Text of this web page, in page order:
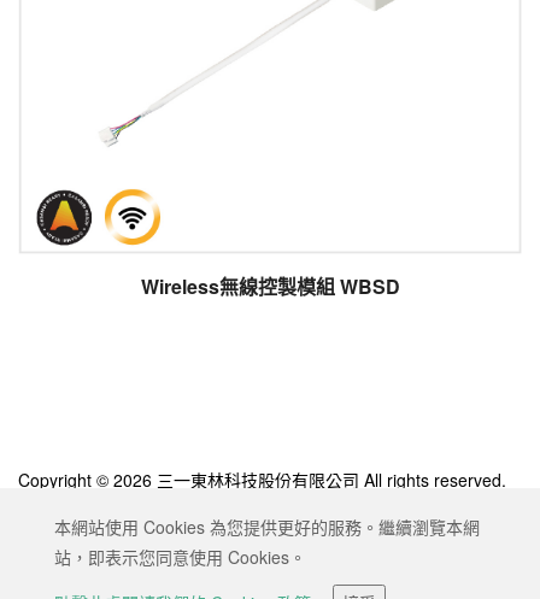
Wireless無線控製模組 WBSD
本網站使用 Cookies 為您提供更好的服務。繼續瀏覽本網
站，即表示您同意使用 Cookies。
Copyright © 2026 三一東林科技股份有限公司 All rights reserved.
網站地圖
隱私權政策
服務條款